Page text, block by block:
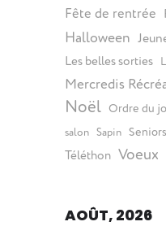
Fête de rentrée
Halloween
Les belles sorties
Mercredis
Noël Ordre du
salon Sapin Seniors
Téléthon Voeux
AOÛT, 2026